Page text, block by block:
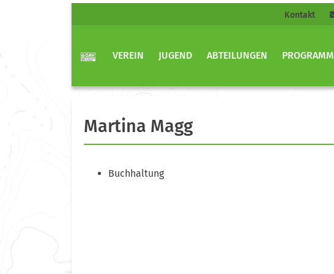
Kontakt
VEREIN JUGEND ABTEILUNGEN PROGRAMM
Martina Magg
Buchhaltung